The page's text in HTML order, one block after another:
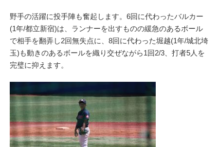
野手の活躍に投手陣も奮起します。6回に代わったバルカー
(1年/都立新宿)は、ランナーを出すものの緩急のあるボール
で相手を翻弄し2回無失点に、8回に代わった堀越(1年/城北埼
玉)も動きのあるボールを織り交ぜながら1回2/3、打者5人を
完璧に抑えます。